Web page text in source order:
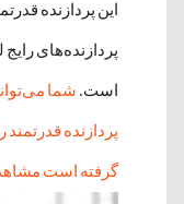
پردازنده‌های
است. شما
پردازنده قدرتمند
گرفته است